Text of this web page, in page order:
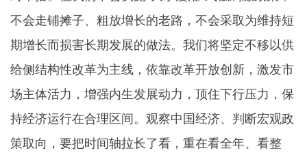
不会走铺摊子、粗放增长的老路，不会采取为维持短
期增长而损害长期发展的做法。我们将坚定不移以供
给侧结构性改革为主线，依靠改革开放创新，激发市
场主体活力，增强内生发展动力，顶住下行压力，保
持经济运行在合理区间。观察中国经济、判断宏观政
策取向，要把时间轴拉长了看，重在看全年、看整